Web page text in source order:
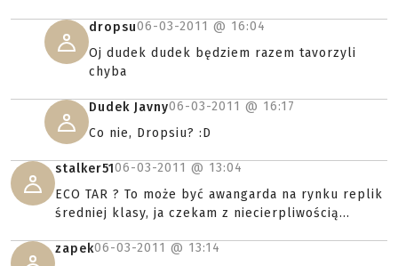
dropsu06-03-2011 @ 16:04
Oj dudek dudek będziem razem tavorzyli
chyba
Dudek Javny06-03-2011 @ 16:17
Co nie, Dropsiu? :D
stalker5106-03-2011 @ 13:04
ECO TAR ? To może być awangarda na rynku replik
średniej klasy, ja czekam z niecierpliwością...
zapek06-03-2011 @ 13:14